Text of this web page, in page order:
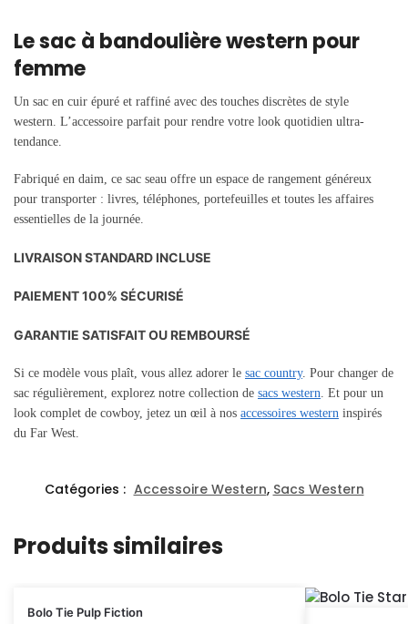
Le sac à bandoulière western pour
femme
Un sac en cuir épuré et raffiné avec des touches discrètes de style
western. L’accessoire parfait pour rendre votre look quotidien ultra-
tendance.
Fabriqué en daim, ce sac seau offre un espace de rangement généreux
pour transporter : livres, téléphones, portefeuilles et toutes les affaires
essentielles de la journée.
LIVRAISON STANDARD INCLUSE
PAIEMENT 100% SÉCURISÉ
GARANTIE SATISFAIT OU REMBOURSÉ
Si ce modèle vous plaît, vous allez adorer le sac country. Pour changer de
sac régulièrement, explorez notre collection de sacs western . Et pour un
look complet de cowboy, jetez un œil à nos accessoires western inspirés
du Far West.
Catégories : Accessoire Western, Sacs Western
Produits similaires
Bolo Tie Pulp Fiction